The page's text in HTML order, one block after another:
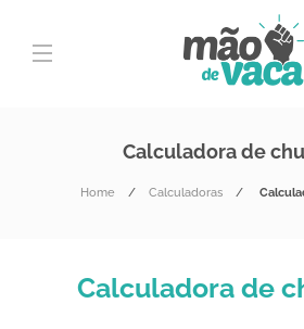
Calculadora de
Home Calculadoras
Calculadora de